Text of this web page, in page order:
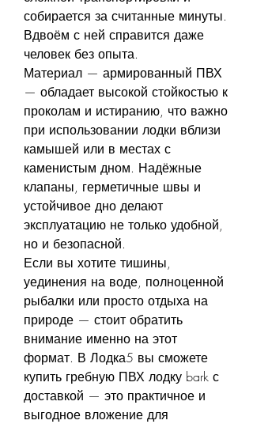
собирается за считанные минуты.
Вдвоём с ней справится даже
человек без опыта.
Материал — армированный ПВХ
— обладает высокой стойкостью к
проколам и истиранию, что важно
при использовании лодки вблизи
камышей или в местах с
каменистым дном. Надёжные
клапаны, герметичные швы и
устойчивое дно делают
эксплуатацию не только удобной,
но и безопасной.
Если вы хотите тишины,
уединения на воде, полноценной
рыбалки или просто отдыха на
природе — стоит обратить
внимание именно на этот
формат. В Лодка5 вы сможете
купить гребную ПВХ лодку bark с
доставкой — это практичное и
выгодное вложение для